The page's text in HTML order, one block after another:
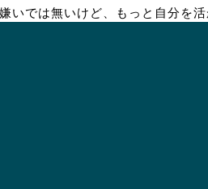
いでは無いけど、もっと自分を活